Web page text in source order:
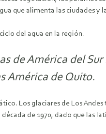
que alimenta las ciudades y
del agua en la región.
de América del
América de Quito.
Los glaciares de Los
de 1970, dado que las